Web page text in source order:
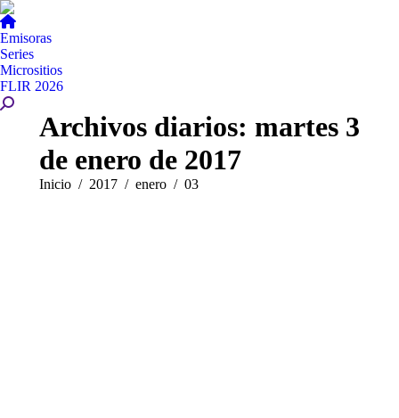
Emisoras
Series
Micrositios
FLIR 2026
Buscar:
Archivos diarios: martes 3
de enero de 2017
Estás aquí:
Inicio 2017 enero 03